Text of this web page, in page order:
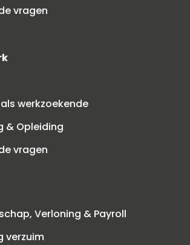
vragen
werkzoekende
& Opleiding
vragen
Verloning & Payroll
verzuim